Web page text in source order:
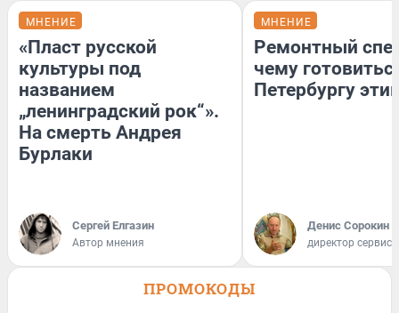
МНЕНИЕ
«Пласт русской
культуры под
названием
„ленинградский рок“».
На смерть Андрея
Бурлаки
Сергей Елгазин
Автор мнения
МНЕНИЕ
Ремонтный
чему
Петербургу
Денис Сорокин
директор
ПРОМОКОДЫ